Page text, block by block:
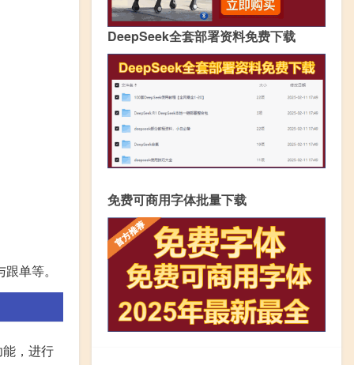
单等。
，进行
DeepSeek全套部署资料免费下载
免费可商用字体批量下载